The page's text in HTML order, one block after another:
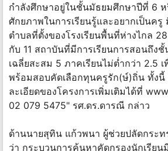
กำลังศึกษาอยู่ในชั้นมัธยมศึกษาปีที่ 6 ห
ศักยภาพในการเรียนรู้และอยากเป็นครู
ตำบลที่ตั้งของโรงเรียนพื้นที่ห่างไกล
กับ 11 สถาบันที่มีการเรียนการสอนถึง
เฉลี่ยสะสม 5 ภาคเรียนไม่ต่ำกว่า 2.5
พร้อมสอบคัดเลือกทุนครูรัก(ษ์)ถิ่น ทั้งนี้
ละเอียดของโครงการเพิ่มเติมได้ที่
02 079 5475" รศ.ดร.ดารณี กล่าว
ด้านนายสุทิน แก้วพนา ผู้ช่วยปลัดกระท
ว่า กระบวนการค้นหาคัดกรองนักเรีย